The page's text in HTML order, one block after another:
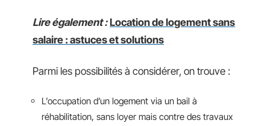
Lire également : Location de logement sans
salaire : astuces et solutions
Parmi les possibilités à considérer, on trouve :
L’occupation d’un logement via un bail à
réhabilitation, sans loyer mais contre des travaux